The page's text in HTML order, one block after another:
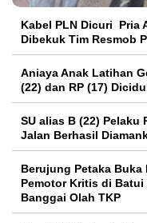
Kabel PLN Dicuri Pria
Dibekuk Tim Resmob
Aniaya Anak Latihan
(22) dan RP (17)
SU alias B (22) Pelaku
Jalan Berhasil
Berujung Petaka
Pemotor Kritis di
Banggai Olah TKP